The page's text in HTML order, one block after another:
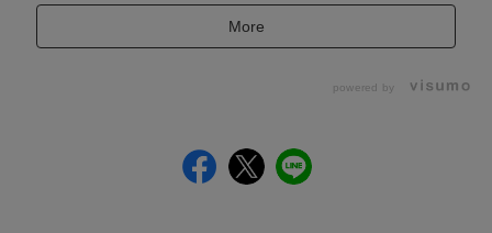
More
powered by